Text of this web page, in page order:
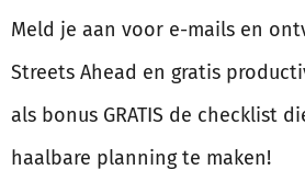
Meld je aan voor e-mails en
Streets Ahead en gratis
als bonus GRATIS de checklist
haalbare planning te maken!